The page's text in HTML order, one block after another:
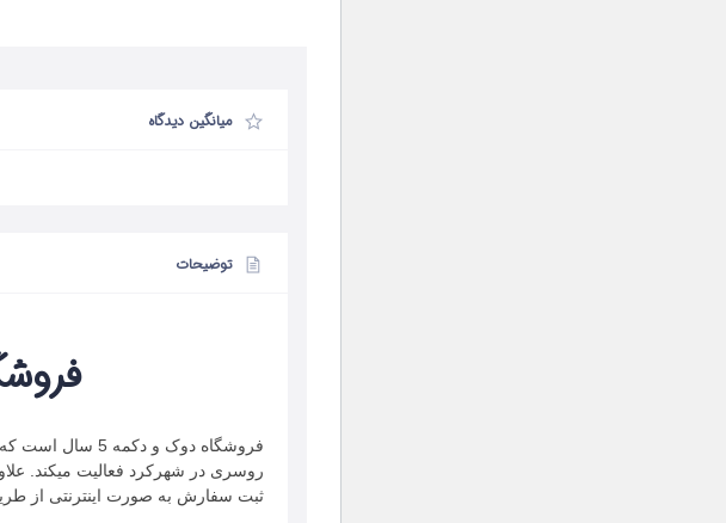
میانگین دیدگاه
توضیحات
فروشگاه دوک و
روسری در شهرکرد فعالیت میکند.
ثبت سفارش به صورت اینترنتی از